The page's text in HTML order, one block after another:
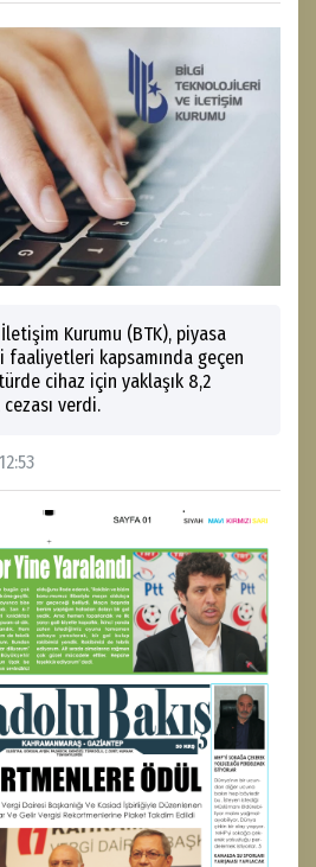
Kurumu (BTK), piyasa
kapsamında geçen
cihaz için yaklaşık 8,2
verdi.